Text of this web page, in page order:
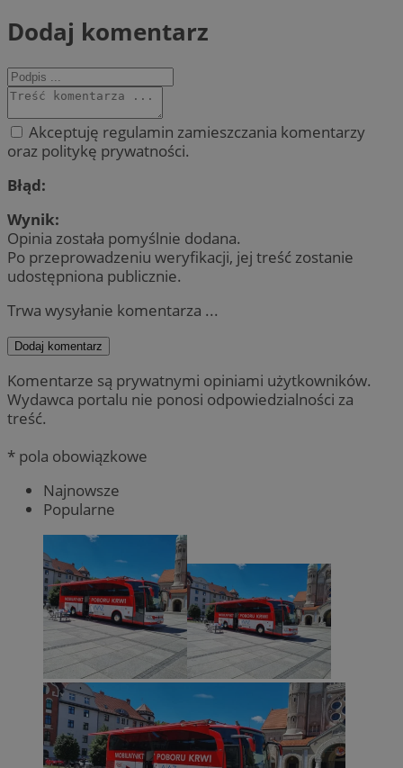
Dodaj komentarz
Akceptuję regulamin zamieszczania komentarzy
oraz politykę prywatności.
Błąd:
Wynik:
Opinia została pomyślnie dodana.
Po przeprowadzeniu weryfikacji, jej treść zostanie
udostępniona publicznie.
Trwa wysyłanie komentarza ...
Dodaj komentarz
Komentarze są prywatnymi opiniami użytkowników.
Wydawca portalu nie ponosi odpowiedzialności za
treść.
* pola obowiązkowe
Najnowsze
Popularne